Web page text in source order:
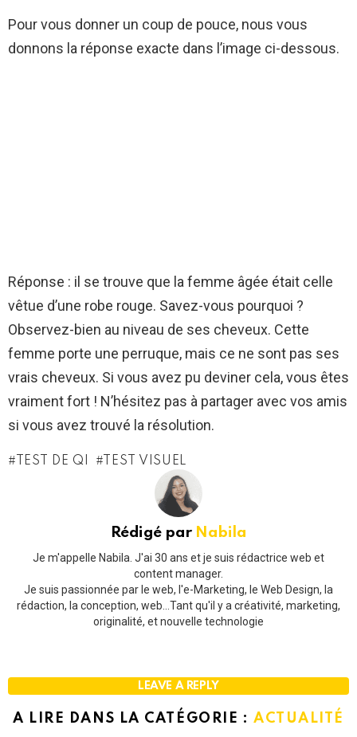
Pour vous donner un coup de pouce, nous vous
donnons la réponse exacte dans l’image ci-dessous.
Réponse : il se trouve que la femme âgée était celle
vêtue d’une robe rouge. Savez-vous pourquoi ?
Observez-bien au niveau de ses cheveux. Cette
femme porte une perruque, mais ce ne sont pas ses
vrais cheveux. Si vous avez pu deviner cela, vous êtes
vraiment fort ! N’hésitez pas à partager avec vos amis
si vous avez trouvé la résolution.
TEST DE QI TEST VISUEL
Rédigé par Nabila
Je m'appelle Nabila. J'ai 30 ans et je suis rédactrice web et
content manager.
Je suis passionnée par le web, l'e-Marketing, le Web Design, la
rédaction, la conception, web...Tant qu'il y a créativité, marketing,
originalité, et nouvelle technologie
LEAVE A REPLY
A LIRE DANS LA CATÉGORIE : ACTUALITÉ